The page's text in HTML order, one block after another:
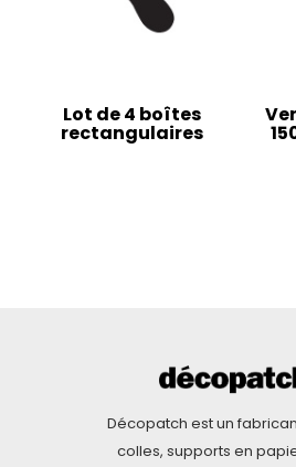
Lot de 4 boîtes
rectangulaires
Décopatch est un
colles, supports en